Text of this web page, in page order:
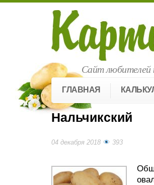
Сайт любителей
ГЛАВНАЯ
Нальчикский
04 декабря 2018 393